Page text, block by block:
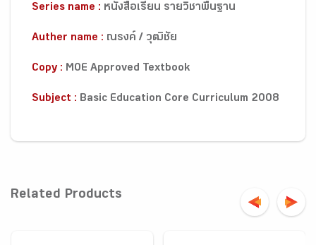
Series name : หนังสือเรียน รายวิชาพื้นฐาน
Auther name : ณรงค์ / วุฒิชัย
Copy : MOE Approved Textbook
Subject : Basic Education Core Curriculum 2008
Related Products